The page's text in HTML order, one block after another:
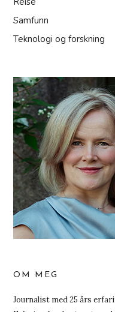
Samfunn
Teknologi og forskning
OM MEG
Journalist med 25 års